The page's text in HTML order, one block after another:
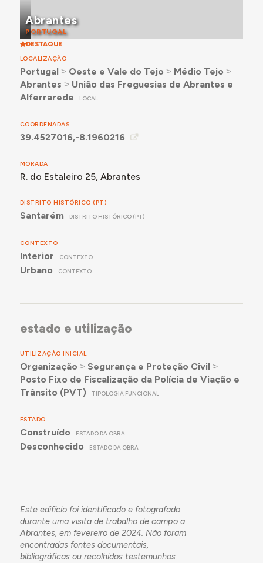
Abrantes
PORTUGAL
DESTAQUE
LOCALIZAÇÃO
Portugal ˃ Oeste e Vale do Tejo ˃ Médio Tejo ˃
Abrantes ˃ União das Freguesias de Abrantes e
Alferrarede
LOCAL
COORDENADAS
39.4527016,-8.1960216
MORADA
R. do Estaleiro 25, Abrantes
DISTRITO HISTÓRICO (PT)
Santarém DISTRITO HISTÓRICO (PT)
CONTEXTO
Interior CONTEXTO
Urbano CONTEXTO
estado e utilização
UTILIZAÇÃO INICIAL
Organização ˃ Segurança e Proteção Civil ˃
Posto Fixo de Fiscalização da Polícia de Viação e
Trânsito (PVT)
TIPOLOGIA FUNCIONAL
ESTADO
Construído ESTADO DA OBRA
Desconhecido ESTADO DA OBRA
Este edifício foi identificado e fotografado
durante uma visita de trabalho de campo a
Abrantes, em fevereiro de 2024. Não foram
encontradas fontes documentais,
bibliográficas ou recolhidos testemunhos